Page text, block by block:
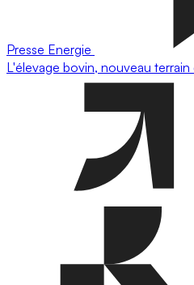
Presse Energie
L'élevage bovin, nouveau terrain